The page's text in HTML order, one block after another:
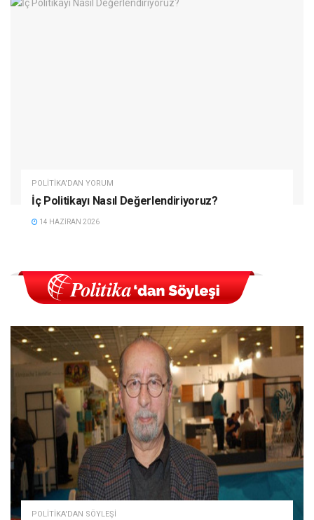
POLITIKA'DAN YORUM
İç Politikayı Nasıl Değerlendiriyoruz?
14 HAZIRAN 2026
POLITIKA'DAN SÖYLEŞI